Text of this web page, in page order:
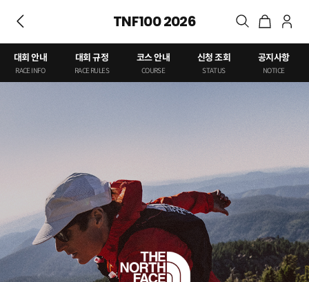
TNF100 2026
대회 안내
RACE INFO
대회 규정
RACE RULES
코스 안내
COURSE
신청 조회
STATUS
공지사항
NOTICE